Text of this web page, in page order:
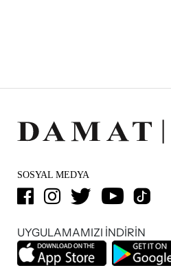
SOSYAL MEDYA
UYGULAMAMIZI İNDİRİN